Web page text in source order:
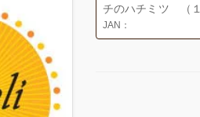
チのハチミツ （
JAN：